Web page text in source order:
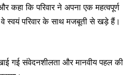
कहा कि परिवार ने अपना एक महत्वपूर्ण
स्वयं परिवार के साथ मजबूती से खड़े हैं।
गई संवेदनशीलता और मानवीय पहल की